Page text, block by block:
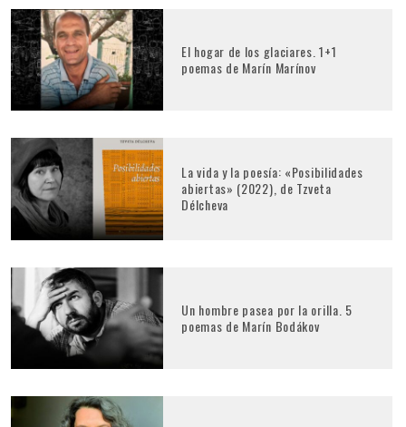
El hogar de los glaciares. 1+1
poemas de Marín Marínov
La vida y la poesía: «Posibilidades
abiertas» (2022), de Tzveta
Délcheva
Un hombre pasea por la orilla. 5
poemas de Marín Bodákov